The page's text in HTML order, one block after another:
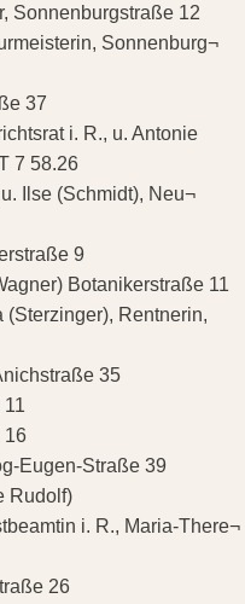
Sonnenburgstraße 12
Sonnenburg¬
37
i. R., u. Antonie
7 58.26
Ilse (Schmidt), Neu¬
9
Botanikerstraße 11
Rentnerin,
35
16
Eugen-Straße 39
Rudolf)
i. R., Maria-There¬
26